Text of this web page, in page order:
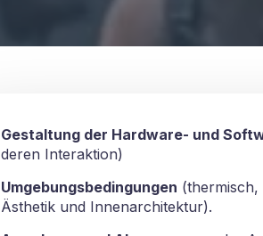
Gestaltung der Hardware- und
deren Interaktion)
Umgebungsbedingungen
Ästhetik und Innenarchitektur).